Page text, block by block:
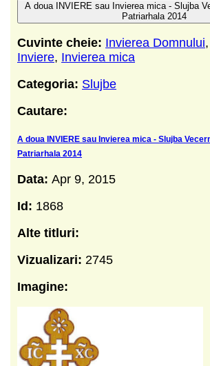
A doua INVIERE sau Invierea mica - Slujba
Patriarhala 2014
Cuvinte cheie: Invierea Domnului,
Inviere, Invierea mica
Categoria: Slujbe
Cautare:
A doua INVIERE sau Invierea mica - Slujba
Patriarhala 2014
Data: Apr 9, 2015
Id: 1868
Alte titluri:
Vizualizari: 2745
Imagine: